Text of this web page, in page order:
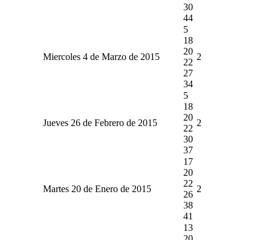
30
44
Miercoles 4 de Marzo de 2015
5
18
20
22
27
34
2
Jueves 26 de Febrero de 2015
5
18
20
22
30
37
2
Martes 20 de Enero de 2015
17
20
22
26
38
41
2
13